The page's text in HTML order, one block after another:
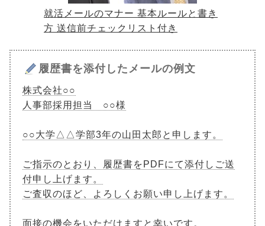
就活メールのマナー 基本ルールと書き
方 送信前チェックリスト付き
履歴書を添付したメールの例文
株式会社○○
人事部採用担当 ○○様
○○大学△△学部3年の山田太郎と申します。
ご指示のとおり、履歴書をPDFにて添付しご送
付申し上げます。
ご査収のほど、よろしくお願い申し上げます。
面接の機会をいただけますと幸いです。